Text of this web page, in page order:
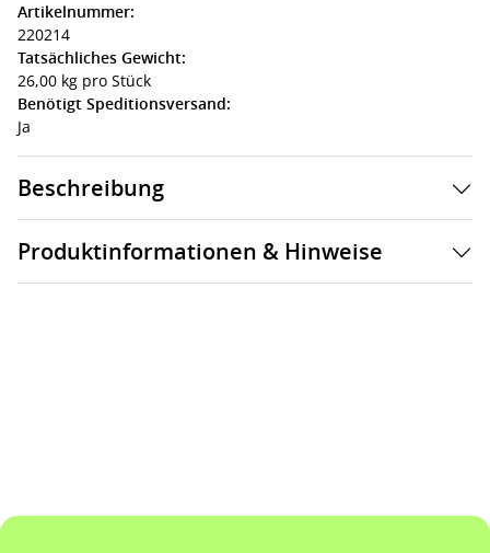
Artikelnummer:
220214
Tatsächliches Gewicht:
26,00 kg pro Stück
Benötigt Speditionsversand:
Ja
Beschreibung
Produktinformationen & Hinweise